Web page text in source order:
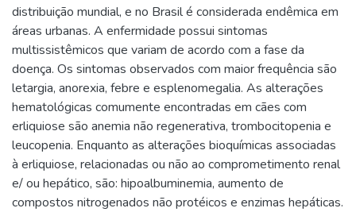
distribuição mundial, e no Brasil é considerada endêmica em
áreas urbanas. A enfermidade possui sintomas
multissistêmicos que variam de acordo com a fase da
doença. Os sintomas observados com maior frequência são
letargia, anorexia, febre e esplenomegalia. As alterações
hematológicas comumente encontradas em cães com
erliquiose são anemia não regenerativa, trombocitopenia e
leucopenia. Enquanto as alterações bioquímicas associadas
à erliquiose, relacionadas ou não ao comprometimento renal
e/ ou hepático, são: hipoalbuminemia, aumento de
compostos nitrogenados não protéicos e enzimas hepáticas.